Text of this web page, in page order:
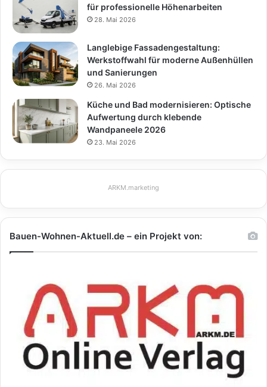
für professionelle Höhenarbeiten
28. Mai 2026
Langlebige Fassadengestaltung:
Werkstoffwahl für moderne Außenhüllen
und Sanierungen
26. Mai 2026
Küche und Bad modernisieren: Optische
Aufwertung durch klebende
Wandpaneele 2026
23. Mai 2026
ARKM.marketing
Bauen-Wohnen-Aktuell.de – ein Projekt von: